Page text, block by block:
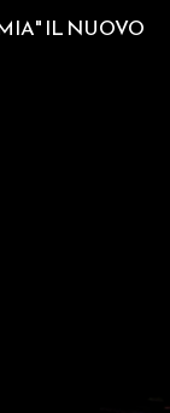
IL NUOVO